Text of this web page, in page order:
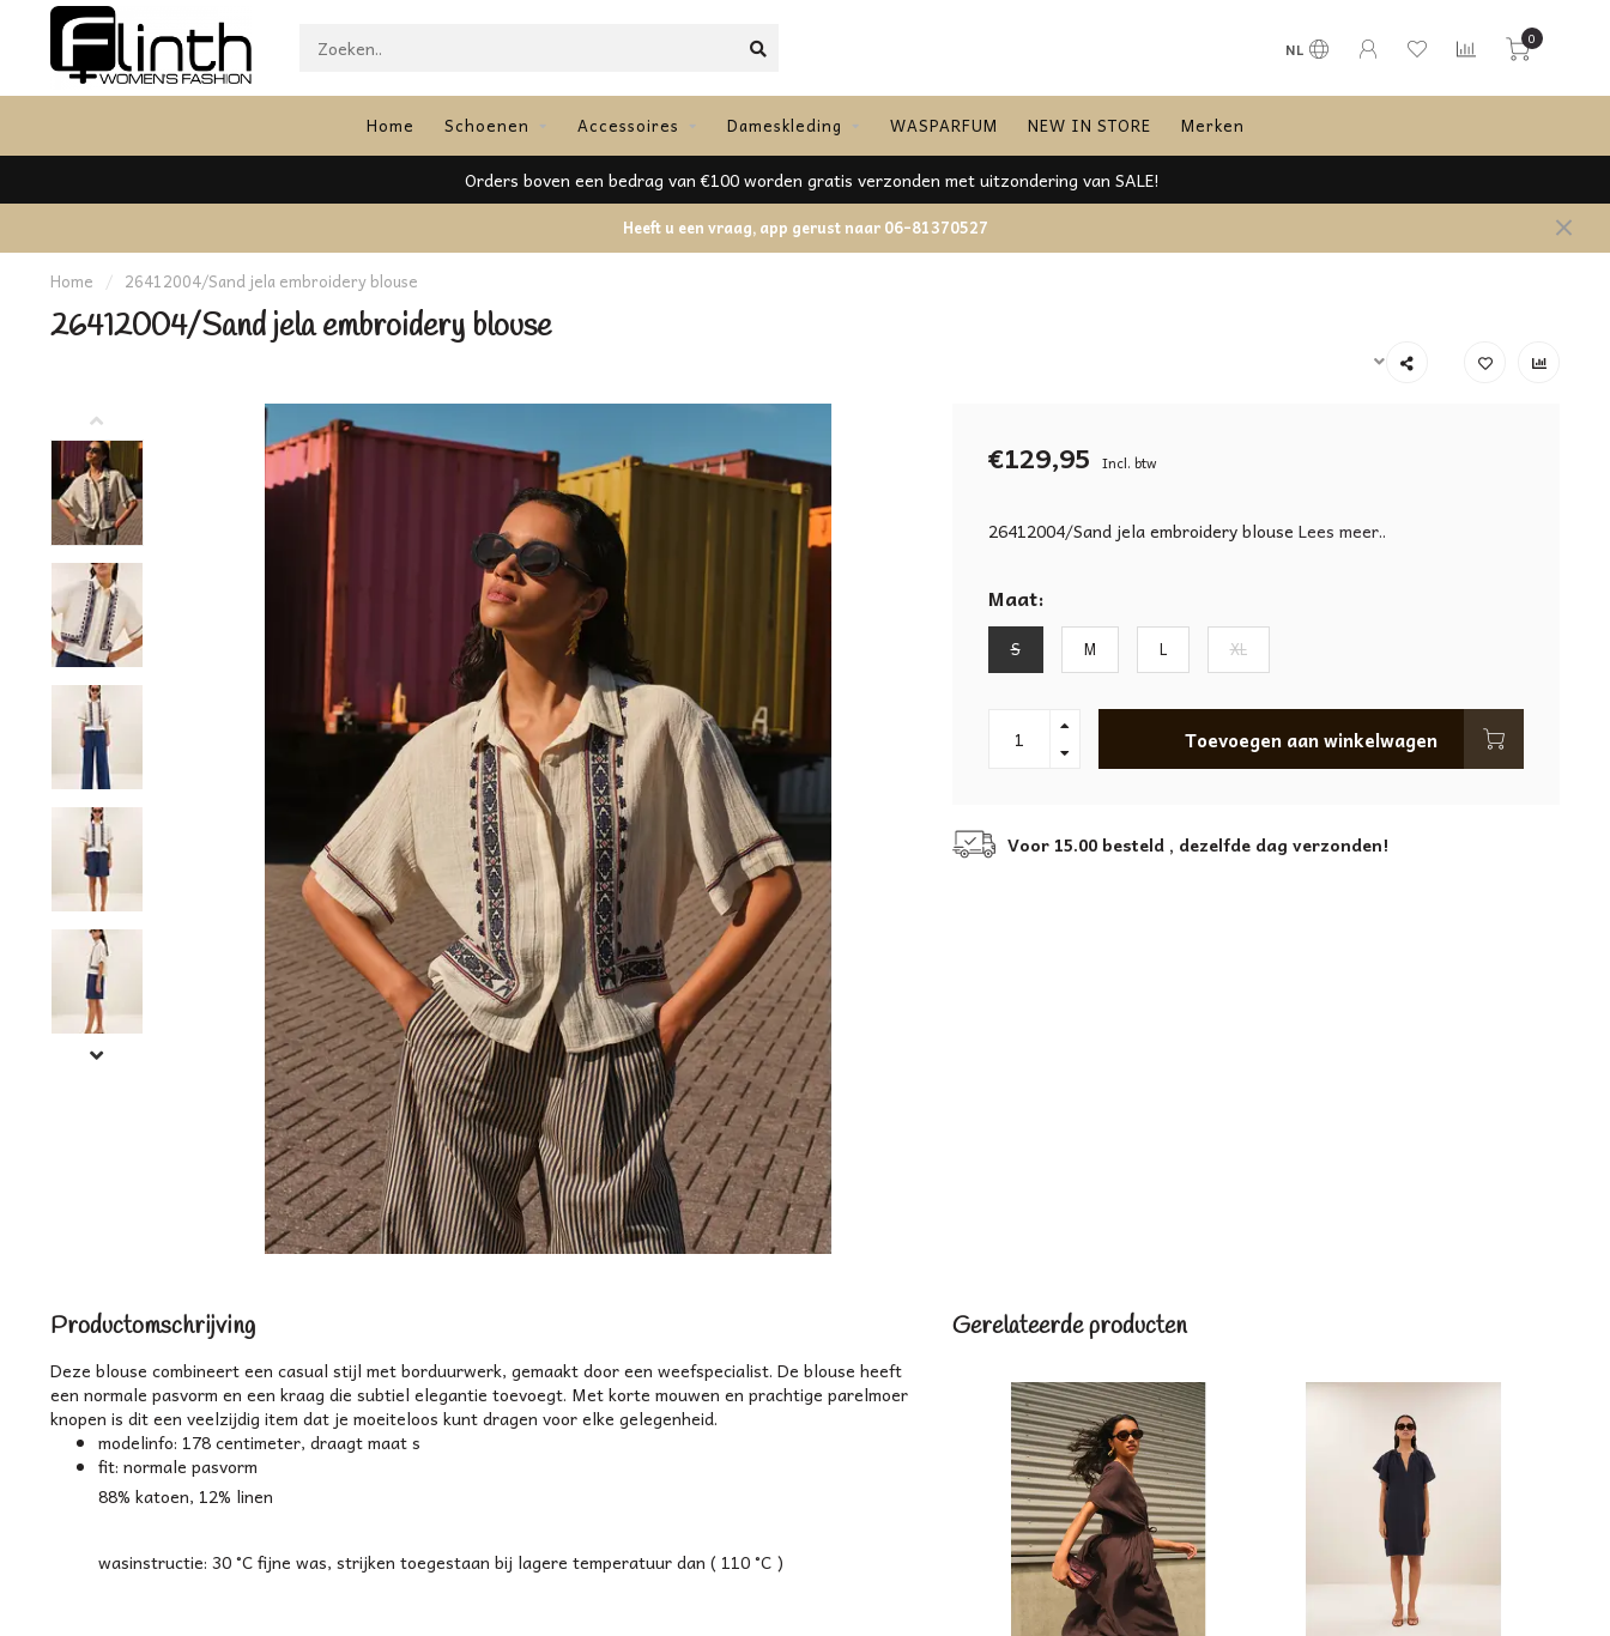
NL
0
Home Schoenen Accessoires Dameskleding WASPARFUM NEW IN STORE Merken
Orders boven een bedrag van €100 worden gratis verzonden met uitzondering van SALE!
Heeft u een vraag, app gerust naar 06-81370527
Home / 26412004/Sand jela embroidery blouse
26412004/Sand jela embroidery blouse
€129,95 Incl. btw
26412004/Sand jela embroidery blouse Lees meer..
Maat:
S M L XL
Toevoegen aan winkelwagen
Voor 15.00 besteld , dezelfde dag verzonden!
Productomschrijving
Deze blouse combineert een casual stijl met borduurwerk, gemaakt door een weefspecialist. De blouse heeft
een normale pasvorm en een kraag die subtiel elegantie toevoegt. Met korte mouwen en prachtige parelmoer
knopen is dit een veelzijdig item dat je moeiteloos kunt dragen voor elke gelegenheid.
modelinfo: 178 centimeter, draagt maat s
fit: normale pasvorm
88% katoen, 12% linen
wasinstructie: 30 °C fijne was, strijken toegestaan bij lagere temperatuur dan ( 110 °C )
Gerelateerde producten